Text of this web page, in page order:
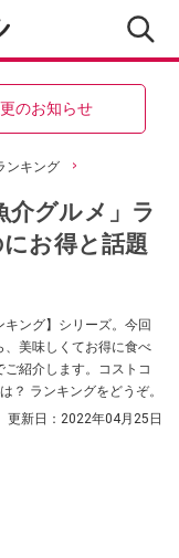
のお知らせ
ンキング
介グルメ」ラ
お得と話題
ング】シリーズ。今回
美味しくてお得に食べ
紹介します。コストコ
？ ランキングをどうぞ。
更新日： 2022年04月25日